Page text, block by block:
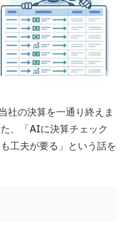
社の決算を一通り終えま
、「AIに決算チェック
工夫が要る」という話を